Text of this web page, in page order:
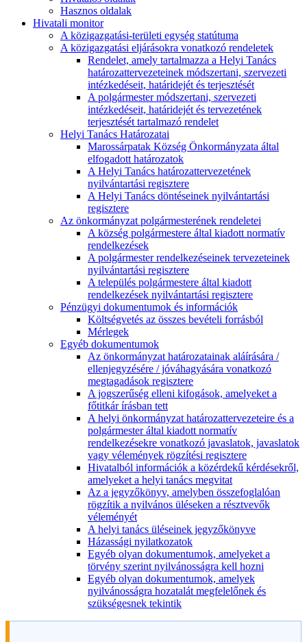
Hasznos oldalak
Hivatali monitor
A közigazgatási-területi egység statútuma
A közigazgatási eljárásokra vonatkozó rendeletek
Rendelet, amely tartalmazza a Helyi Tanács
határozattervezeteinek módszertani, szervezeti
intézkedéseit, határidejét és terjesztését
A polgármester módszertani, szervezeti
intézkedéseit, határidejét és tervezetének
terjesztését tartalmazó rendelet
Helyi Tanács Határozatai
Marossárpatak Község Önkormányzata által
elfogadott határozatok
A Helyi Tanács határozattervezetének
nyilvántartási regisztere
A Helyi Tanács döntéseinek nyilvántartási
regisztere
Az önkormányzat polgármesterének rendeletei
A község polgármestere által kiadott normatív
rendelkezések
A polgármester rendelkezéseinek tervezeteinek
nyilvántartási regisztere
A település polgármestere által kiadott
rendelkezések nyilvántartási regisztere
Pénzügyi dokumentumok és információk
Költségvetés az összes bevételi forrásból
Mérlegek
Egyéb dokumentumok
Az önkormányzat határozatainak aláírására /
ellenjegyzésére / jóváhagyására vonatkozó
megtagadások regisztere
A jogszerűség elleni kifogások, amelyeket a
főtitkár írásban tett
A helyi önkormányzat határozattervezeteire és a
polgármester által kiadott normatív
rendelkezésekre vonatkozó javaslatok, javaslatok
vagy vélemények rögzítési regisztere
Hivatalból információk a közérdekű kérdésekről,
amelyeket a helyi tanács megvitat
Az a jegyzőkönyv, amelyben összefoglalóan
rögzítik a nyilvános üléseken a résztvevők
véleményét
A helyi tanács üléseinek jegyzőkönyve
Házassági nyilatkozatok
Egyéb olyan dokumentumok, amelyeket a
törvény szerint nyilvánosságra kell hozni
Egyéb olyan dokumentumok, amelyek
nyilvánosságra hozatalát megfelelőnek és
szükségesnek tekintik